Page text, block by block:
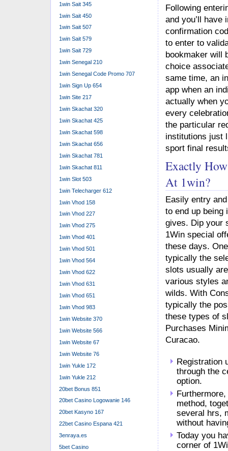
Following
and you’ll have
confirmation
to enter to
bookmaker will
choice
same time, an
app when an
actually when
every
the particular
institutions just
sport final
Exactly
At 1win?
Easily entry
to end up being
gives. Dip your
1Win special
these days.
typically the
slots usually
various styles
wilds. With
typically the
these types of
Purchases
Curacao.
Registration
through the
option.
method,
several hrs,
without
Today you
corner of
1win Sait 345
1win Sait 450
1win Sait 507
1win Sait 579
1win Sait 729
1win Senegal 210
1win Senegal Code Promo 707
1win Sign Up 654
1win Site 217
1win Skachat 320
1win Skachat 425
1win Skachat 598
1win Skachat 656
1win Skachat 781
1win Skachat 811
1win Slot 503
1win Telecharger 612
1win Vhod 158
1win Vhod 227
1win Vhod 275
1win Vhod 401
1win Vhod 501
1win Vhod 564
1win Vhod 622
1win Vhod 631
1win Vhod 651
1win Vhod 983
1win Website 370
1win Website 566
1win Website 67
1win Website 76
1win Yukle 172
1win Yukle 212
20bet Bonus 851
20bet Casino Logowanie 146
20bet Kasyno 167
22bet Casino Espana 421
3enraya.es
5bet Casino